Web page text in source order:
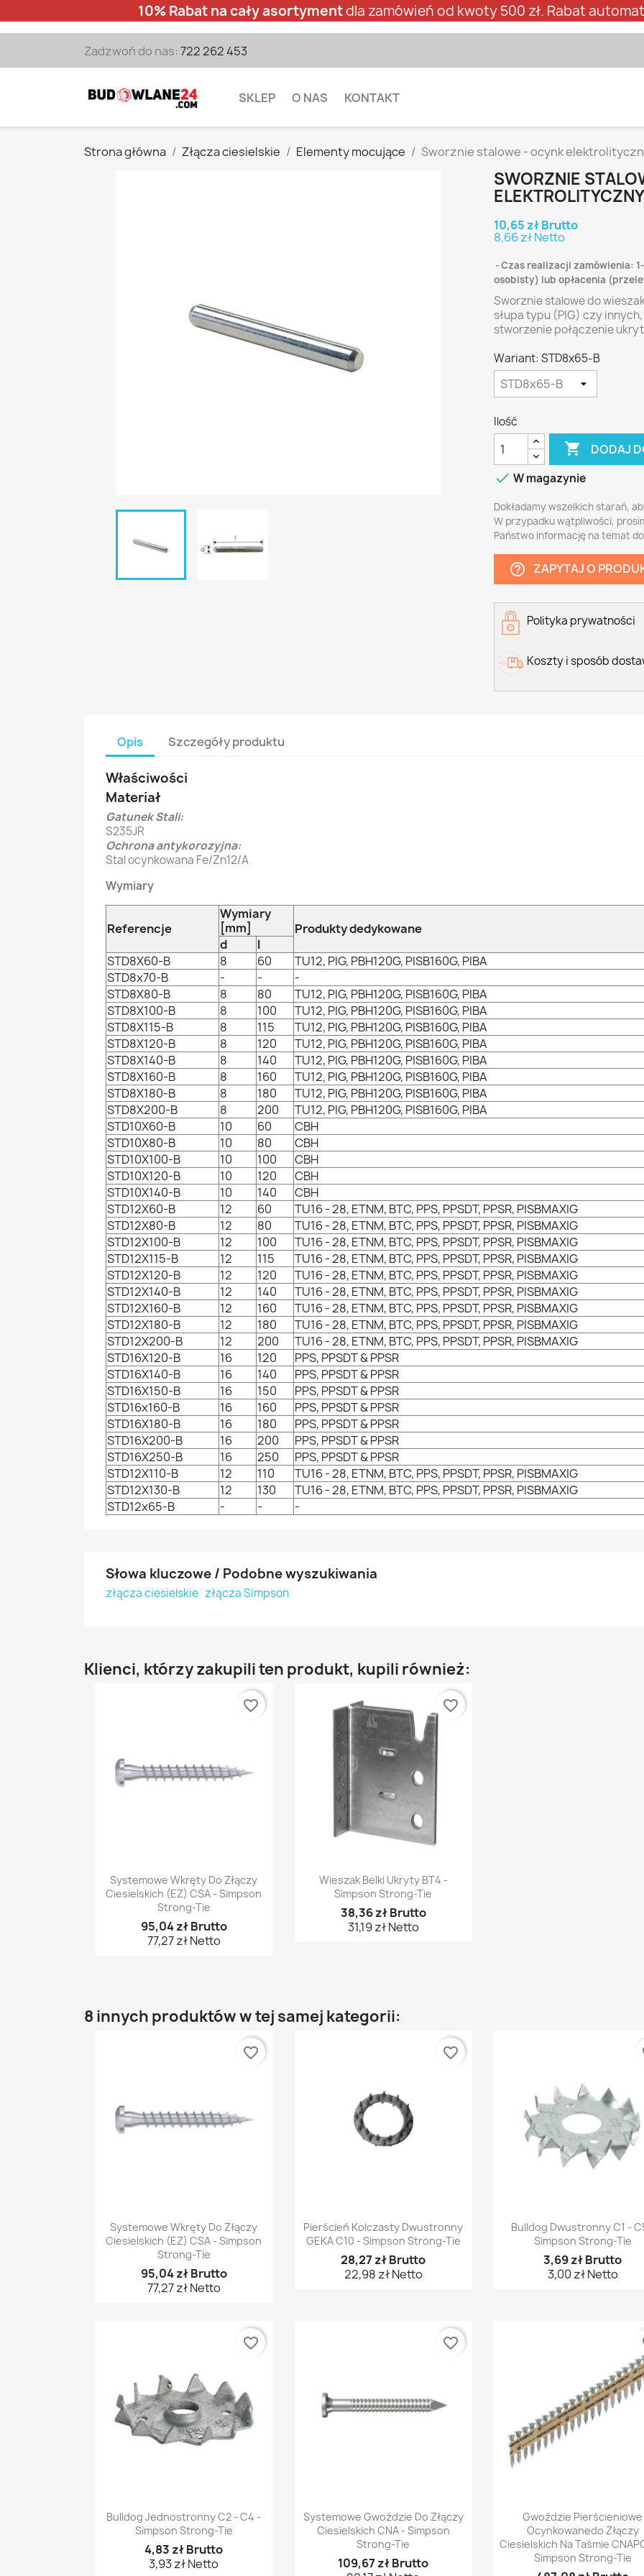
10% Rabat na cały asortymentdla zamówień od kwoty 500 zł. Rabat
Zadzwoń do nas: 722 262 453
SKLEP O NAS KONTAKT
Strona główna Złącza ciesielskie Elementy mocujące Sworznie stalowe - ocynk
SWORZNIE
10,65 zł Brutto
8,66 zł Netto
Czas realizacji zamówienia:
osobisty) lub opłacenia
Sworznie stalowe do
słupa typu (PIG) czy
stworzenie połączenie
Wariant: STD8x65-B
Ilość
 DODAJ
 W magazynie
Dokładamy wszelkich starań,
W przypadku wątpliwości,
Państwo informację na temat
help_outline ZAPYTAJ O
Polityka prywatności
Koszty i sposób
Opis Szczegóły produktu
Właściwości
Materiał
Gatunek Stali:
S235JR
Ochrona antykorozyjna:
Stal ocynkowana Fe/Zn12/A
Wymiary
Referencje
Wymiary
[mm]
Produkty dedykowane
d
l
STD8X60-B
8 60
TU12, PIG, PBH120G, PISB160G, PIBA
STD8x70-B
- -
-
STD8X80-B
8 80
TU12, PIG, PBH120G, PISB160G, PIBA
STD8X100-B
8 100
TU12, PIG, PBH120G, PISB160G, PIBA
STD8X115-B
8 115
TU12, PIG, PBH120G, PISB160G, PIBA
STD8X120-B
8 120
TU12, PIG, PBH120G, PISB160G, PIBA
STD8X140-B
8 140
TU12, PIG, PBH120G, PISB160G, PIBA
STD8X160-B
8 160
TU12, PIG, PBH120G, PISB160G, PIBA
STD8X180-B
8 180
TU12, PIG, PBH120G, PISB160G, PIBA
STD8X200-B
8 200
TU12, PIG, PBH120G, PISB160G, PIBA
STD10X60-B
10 60
CBH
STD10X80-B
10 80
CBH
STD10X100-B
10 100
CBH
STD10X120-B
10 120
CBH
STD10X140-B
10 140
CBH
STD12X60-B
12 60
TU16 - 28, ETNM, BTC, PPS, PPSDT, PPSR, PISBMAXIG
STD12X80-B
12 80
TU16 - 28, ETNM, BTC, PPS, PPSDT, PPSR, PISBMAXIG
STD12X100-B
12 100
TU16 - 28, ETNM, BTC, PPS, PPSDT, PPSR, PISBMAXIG
STD12X115-B
12 115
TU16 - 28, ETNM, BTC, PPS, PPSDT, PPSR, PISBMAXIG
STD12X120-B
12 120
TU16 - 28, ETNM, BTC, PPS, PPSDT, PPSR, PISBMAXIG
STD12X140-B
12 140
TU16 - 28, ETNM, BTC, PPS, PPSDT, PPSR, PISBMAXIG
STD12X160-B
12 160
TU16 - 28, ETNM, BTC, PPS, PPSDT, PPSR, PISBMAXIG
STD12X180-B
12 180
TU16 - 28, ETNM, BTC, PPS, PPSDT, PPSR, PISBMAXIG
STD12X200-B
12 200
TU16 - 28, ETNM, BTC, PPS, PPSDT, PPSR, PISBMAXIG
STD16X120-B
16 120
PPS, PPSDT & PPSR
STD16X140-B
16 140
PPS, PPSDT & PPSR
STD16X150-B
16 150
PPS, PPSDT & PPSR
STD16x160-B
16 160
PPS, PPSDT & PPSR
STD16X180-B
16 180
PPS, PPSDT & PPSR
STD16X200-B
16 200
PPS, PPSDT & PPSR
STD16X250-B
16 250
PPS, PPSDT & PPSR
STD12X110-B
12 110
TU16 - 28, ETNM, BTC, PPS, PPSDT, PPSR, PISBMAXIG
STD12X130-B
12 130
TU16 - 28, ETNM, BTC, PPS, PPSDT, PPSR, PISBMAXIG
STD12x65-B
- - -
Słowa kluczowe / Podobne wyszukiwania
złącza ciesielskie złącza Simpson
Klienci, którzy zakupili ten produkt, kupili również:
Szybki podgląd
Systemowe Wkręty Do Złączy
Ciesielskich (EZ) CSA - Simpson
Strong-Tie
95,04 zł Brutto
77,27 zł Netto
favorite_border
Szybki podgląd
Wieszak Belki Ukryty BT4 -
Simpson Strong-Tie
38,36 zł Brutto
31,19 zł Netto
favorite_border
8 innych produktów w tej samej kategorii:
Szybki podgląd
Systemowe Wkręty Do Złączy
Ciesielskich (EZ) CSA - Simpson
Strong-Tie
95,04 zł Brutto
77,27 zł Netto
favorite_border
 Szybki podgląd
Pierścień Kolczasty Dwustronny
GEKA C10 - Simpson Strong-Tie
28,27 zł Brutto
22,98 zł Netto
favorite_border
 Szybki podgląd
Bulldog Dwustronny C1 -
Simpson Strong-Tie
3,69 zł Brutto
3,00 zł Netto
Szybki podgląd
Bulldog Jednostronny C2 - C4 -
Simpson Strong-Tie
4,83 zł Brutto
3,93 zł Netto
favorite_border
Szybki podgląd
Systemowe Gwoździe Do Złączy
Ciesielskich CNA - Simpson
Strong-Tie
109,67 zł Brutto
favorite_border
Szybki podgląd
Gwoździe Pierścieniowe
Ocynkowanedo Złączy
Ciesielskich Na Taśmie
Simpson Strong-Tie